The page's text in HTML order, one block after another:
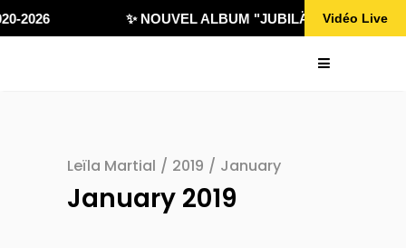
2026 ✨ NOUVEL ALBUM "JUBILÄ 432"Vidéo Live
Leïla Martial / 2019 / January
January 2019